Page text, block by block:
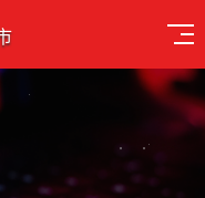
服务